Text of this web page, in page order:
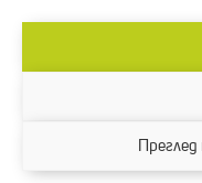
© 2024 Inter Expo Center